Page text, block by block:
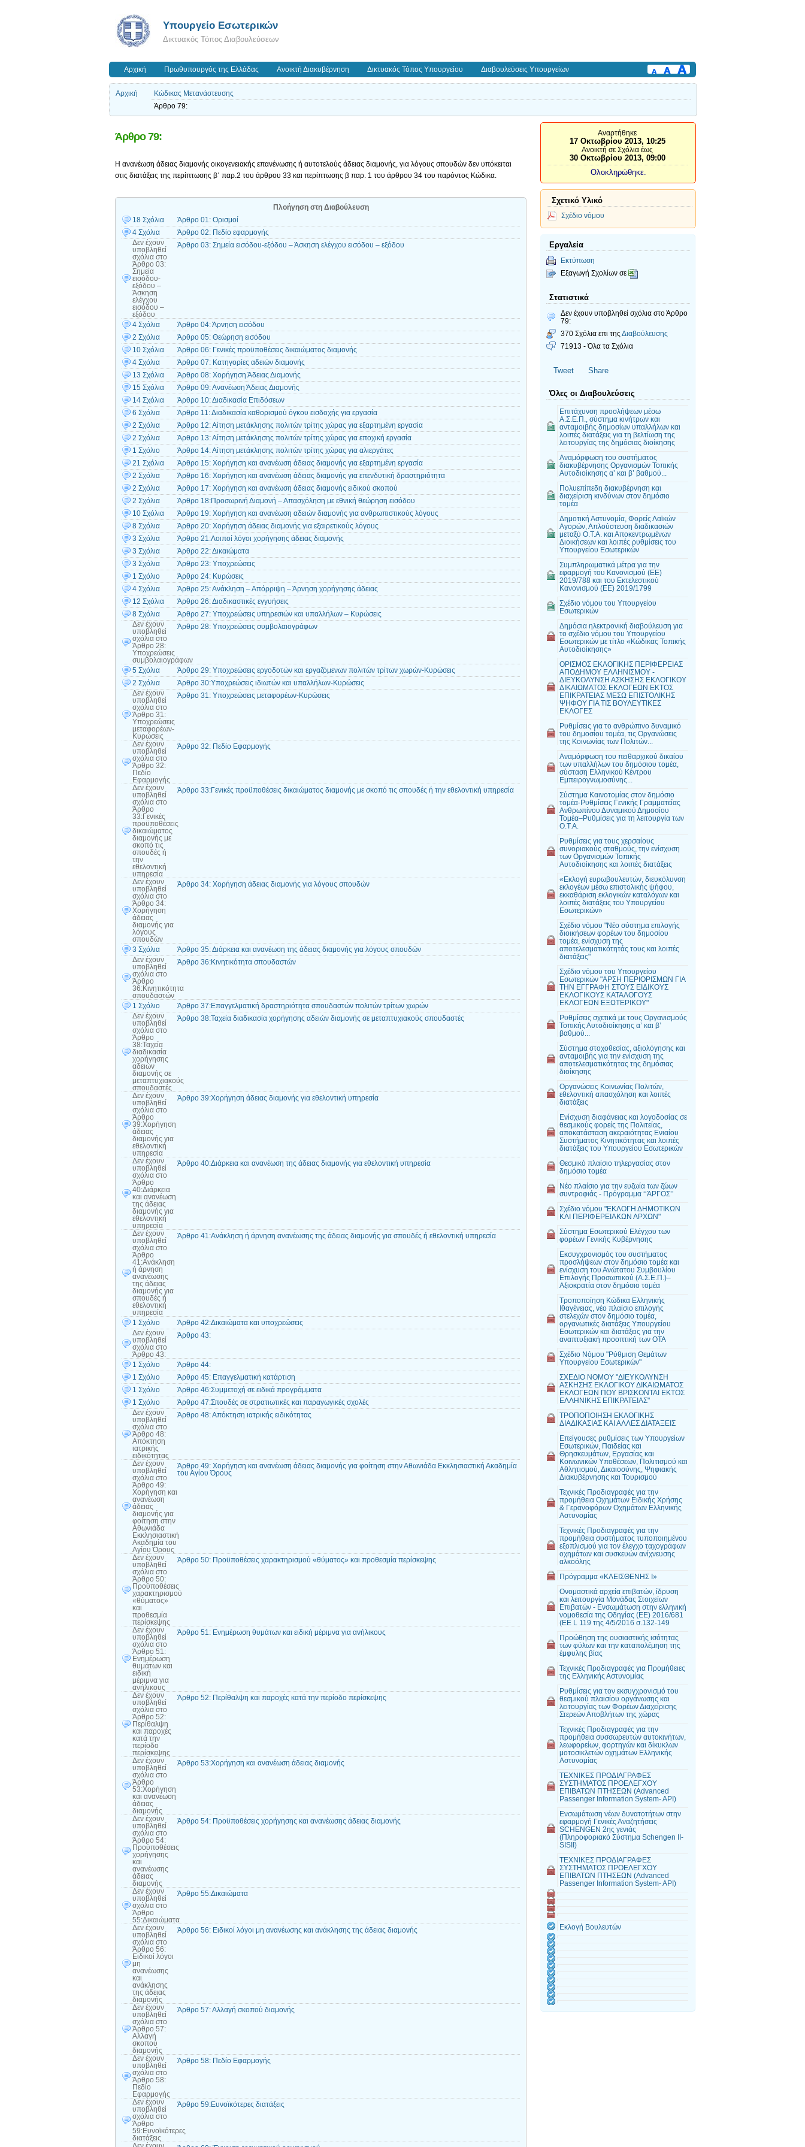
Υπουργείο Εσωτερικών
Δικτυακός Τόπος Διαβουλεύσεων
Αρχική Πρωθυπουργός της Ελλάδας Ανοικτή Διακυβέρνηση Δικτυακός Τόπος Υπουργείου Διαβουλεύσεις Υπουργείων
Αρχική
Κώδικας Μετανάστευσης
Άρθρο 79:
Άρθρο 79:
Η ανανέωση άδειας διαμονής οικογενειακής επανένωσης ή αυτοτελούς άδειας διαμονής, για λόγους σπουδών δεν υπόκειται
στις διατάξεις της περίπτωσης β΄ παρ.2 του άρθρου 33 και περίπτωσης β παρ. 1 του άρθρου 34 του παρόντος Κώδικα.
Πλοήγηση στη Διαβούλευση
18 Σχόλια
Άρθρο 01: Ορισμοί
4 Σχόλια
Άρθρο 02: Πεδίο εφαρμογής
Δεν έχουν
υποβληθεί
σχόλια στο
Άρθρο 03:
Σημεία
εισόδου-
εξόδου –
Άσκηση
ελέγχου
εισόδου –
εξόδου
Άρθρο 03: Σημεία εισόδου-εξόδου – Άσκηση ελέγχου εισόδου – εξόδου
4 Σχόλια
Άρθρο 04: Άρνηση εισόδου
2 Σχόλια
Άρθρο 05: Θεώρηση εισόδου
10 Σχόλια
Άρθρο 06: Γενικές προϋποθέσεις δικαιώματος διαμονής
4 Σχόλια
Άρθρο 07: Κατηγορίες αδειών διαμονής
13 Σχόλια
Άρθρο 08: Χορήγηση Άδειας Διαμονής
15 Σχόλια
Άρθρο 09: Ανανέωση Άδειας Διαμονής
14 Σχόλια
Άρθρο 10: Διαδικασία Επιδόσεων
6 Σχόλια
Άρθρο 11: Διαδικασία καθορισμού όγκου εισδοχής για εργασία
2 Σχόλια
Άρθρο 12: Αίτηση μετάκλησης πολιτών τρίτης χώρας για εξαρτημένη εργασία
2 Σχόλια
Άρθρο 13: Αίτηση μετάκλησης πολιτών τρίτης χώρας για εποχική εργασία
1 Σχόλιο
Άρθρο 14: Αίτηση μετάκλησης πολιτών τρίτης χώρας για αλιεργάτες
21 Σχόλια
Άρθρο 15: Χορήγηση και ανανέωση άδειας διαμονής για εξαρτημένη εργασία
2 Σχόλια
Άρθρο 16: Χορήγηση και ανανέωση άδειας διαμονής για επενδυτική δραστηριότητα
2 Σχόλια
Άρθρο 17: Χορήγηση και ανανέωση άδειας διαμονής ειδικού σκοπού
2 Σχόλια
Άρθρο 18:Προσωρινή Διαμονή – Απασχόληση με εθνική θεώρηση εισόδου
10 Σχόλια
Άρθρο 19: Χορήγηση και ανανέωση αδειών διαμονής για ανθρωπιστικούς λόγους
8 Σχόλια
Άρθρο 20: Χορήγηση άδειας διαμονής για εξαιρετικούς λόγους
3 Σχόλια
Άρθρο 21:Λοιποί λόγοι χορήγησης άδειας διαμονής
3 Σχόλια
Άρθρο 22: Δικαιώματα
3 Σχόλια
Άρθρο 23: Υποχρεώσεις
1 Σχόλιο
Άρθρο 24: Κυρώσεις
4 Σχόλια
Άρθρο 25: Ανάκληση – Απόρριψη – Άρνηση χορήγησης άδειας
12 Σχόλια
Άρθρο 26: Διαδικαστικές εγγυήσεις
8 Σχόλια
Άρθρο 27: Υποχρεώσεις υπηρεσιών και υπαλλήλων – Κυρώσεις
Δεν έχουν
υποβληθεί
σχόλια στο
Άρθρο 28:
Υποχρεώσεις
συμβολαιογράφων
Άρθρο 28: Υποχρεώσεις συμβολαιογράφων
5 Σχόλια
Άρθρο 29: Υποχρεώσεις εργοδοτών και εργαζόμενων πολιτών τρίτων χωρών-Κυρώσεις
2 Σχόλια
Άρθρο 30:Υποχρεώσεις ιδιωτών και υπαλλήλων-Κυρώσεις
Δεν έχουν
υποβληθεί
σχόλια στο
Άρθρο 31:
Υποχρεώσεις
μεταφορέων-
Κυρώσεις
Άρθρο 31: Υποχρεώσεις μεταφορέων-Κυρώσεις
Δεν έχουν
υποβληθεί
σχόλια στο
Άρθρο 32:
Πεδίο
Εφαρμογής
Άρθρο 32: Πεδίο Εφαρμογής
Δεν έχουν
υποβληθεί
σχόλια στο
Άρθρο
33:Γενικές
προϋποθέσεις
δικαιώματος
διαμονής με
σκοπό τις
σπουδές ή
την
εθελοντική
υπηρεσία
Άρθρο 33:Γενικές προϋποθέσεις δικαιώματος διαμονής με σκοπό τις σπουδές ή την εθελοντική υπηρεσία
Δεν έχουν
υποβληθεί
σχόλια στο
Άρθρο 34:
Χορήγηση
άδειας
διαμονής για
λόγους
σπουδών
Άρθρο 34: Χορήγηση άδειας διαμονής για λόγους σπουδών
3 Σχόλια
Άρθρο 35: Διάρκεια και ανανέωση της άδειας διαμονής για λόγους σπουδών
Δεν έχουν
υποβληθεί
σχόλια στο
Άρθρο
36:Κινητικότητα
σπουδαστών
Άρθρο 36:Κινητικότητα σπουδαστών
1 Σχόλιο
Άρθρο 37:Επαγγελματική δραστηριότητα σπουδαστών πολιτών τρίτων χωρών
Δεν έχουν
υποβληθεί
σχόλια στο
Άρθρο
38:Ταχεία
διαδικασία
χορήγησης
αδειών
διαμονής σε
μεταπτυχιακούς
σπουδαστές
Άρθρο 38:Ταχεία διαδικασία χορήγησης αδειών διαμονής σε μεταπτυχιακούς σπουδαστές
Δεν έχουν
υποβληθεί
σχόλια στο
Άρθρο
39:Χορήγηση
άδειας
διαμονής για
εθελοντική
υπηρεσία
Άρθρο 39:Χορήγηση άδειας διαμονής για εθελοντική υπηρεσία
Δεν έχουν
υποβληθεί
σχόλια στο
Άρθρο
40:Διάρκεια
και ανανέωση
της άδειας
διαμονής για
εθελοντική
υπηρεσία
Άρθρο 40:Διάρκεια και ανανέωση της άδειας διαμονής για εθελοντική υπηρεσία
Δεν έχουν
υποβληθεί
σχόλια στο
Άρθρο
41:Ανάκληση
ή άρνηση
ανανέωσης
της άδειας
διαμονής για
σπουδές ή
εθελοντική
υπηρεσία
Άρθρο 41:Ανάκληση ή άρνηση ανανέωσης της άδειας διαμονής για σπουδές ή εθελοντική υπηρεσία
1 Σχόλιο
Άρθρο 42:Δικαιώματα και υποχρεώσεις
Δεν έχουν
υποβληθεί
σχόλια στο
Άρθρο 43:
Άρθρο 43:
1 Σχόλιο
Άρθρο 44:
1 Σχόλιο
Άρθρο 45: Επαγγελματική κατάρτιση
1 Σχόλιο
Άρθρο 46:Συμμετοχή σε ειδικά προγράμματα
1 Σχόλιο
Άρθρο 47:Σπουδές σε στρατιωτικές και παραγωγικές σχολές
Δεν έχουν
υποβληθεί
σχόλια στο
Άρθρο 48:
Απόκτηση
ιατρικής
ειδικότητας
Άρθρο 48: Απόκτηση ιατρικής ειδικότητας
Δεν έχουν
υποβληθεί
σχόλια στο
Άρθρο 49:
Χορήγηση και
ανανέωση
άδειας
διαμονής για
φοίτηση στην
Αθωνιάδα
Εκκλησιαστική
Ακαδημία του
Αγίου Όρους
Άρθρο 49: Χορήγηση και ανανέωση άδειας διαμονής για φοίτηση στην Αθωνιάδα Εκκλησιαστική Ακαδημία
του Αγίου Όρους
Δεν έχουν
υποβληθεί
σχόλια στο
Άρθρο 50:
Προϋποθέσεις
χαρακτηρισμού
«θύματος»
και
προθεσμία
περίσκεψης
Άρθρο 50: Προϋποθέσεις χαρακτηρισμού «θύματος» και προθεσμία περίσκεψης
Δεν έχουν
υποβληθεί
σχόλια στο
Άρθρο 51:
Ενημέρωση
θυμάτων και
ειδική
μέριμνα για
ανήλικους
Άρθρο 51: Ενημέρωση θυμάτων και ειδική μέριμνα για ανήλικους
Δεν έχουν
υποβληθεί
σχόλια στο
Άρθρο 52:
Περίθαλψη
και παροχές
κατά την
περίοδο
περίσκεψης
Άρθρο 52: Περίθαλψη και παροχές κατά την περίοδο περίσκεψης
Δεν έχουν
υποβληθεί
σχόλια στο
Άρθρο
53:Χορήγηση
και ανανέωση
άδειας
διαμονής
Άρθρο 53:Χορήγηση και ανανέωση άδειας διαμονής
Δεν έχουν
υποβληθεί
σχόλια στο
Άρθρο 54:
Προϋποθέσεις
χορήγησης
και
ανανέωσης
άδειας
διαμονής
Άρθρο 54: Προϋποθέσεις χορήγησης και ανανέωσης άδειας διαμονής
Δεν έχουν
υποβληθεί
σχόλια στο
Άρθρο
55:Δικαιώματα
Άρθρο 55:Δικαιώματα
Δεν έχουν
υποβληθεί
σχόλια στο
Άρθρο 56:
Ειδικοί λόγοι
μη
ανανέωσης
και
ανάκλησης
της άδειας
διαμονής
Άρθρο 56: Ειδικοί λόγοι μη ανανέωσης και ανάκλησης της άδειας διαμονής
Δεν έχουν
υποβληθεί
σχόλια στο
Άρθρο 57:
Αλλαγή
σκοπού
διαμονής
Άρθρο 57: Αλλαγή σκοπού διαμονής
Δεν έχουν
υποβληθεί
σχόλια στο
Άρθρο 58:
Πεδίο
Εφαρμογής
Άρθρο 58: Πεδίο Εφαρμογής
Δεν έχουν
υποβληθεί
σχόλια στο
Άρθρο
59:Ευνοϊκότερες
διατάξεις
Άρθρο 59:Ευνοϊκότερες διατάξεις
Αναρτήθηκε
17 Οκτωβρίου 2013, 10:25
Ανοικτή σε Σχόλια έως
30 Οκτωβρίου 2013, 09:00
Ολοκληρώθηκε.
Σχετικό Υλικό
Σχέδιο νόμου
Εργαλεία
Εκτύπωση
Εξαγωγή Σχολίων σε
Στατιστικά
Δεν έχουν υποβληθεί σχόλια στο Άρθρο
79:
370 Σχόλια επι της Διαβούλευσης
71913 - Όλα τα Σχόλια
Tweet Share
Όλες οι Διαβουλεύσεις
Επιτάχυνση προσλήψεων μέσω
Α.Σ.Ε.Π., σύστημα κινήτρων και
ανταμοιβής δημοσίων υπαλλήλων και
λοιπές διατάξεις για τη βελτίωση της
λειτουργίας της δημόσιας διοίκησης
Αναμόρφωση του συστήματος
διακυβέρνησης Οργανισμών Τοπικής
Αυτοδιοίκησης α’ και β’ βαθμού...
Πολυεπίπεδη διακυβέρνηση και
διαχείριση κινδύνων στον δημόσιο
τομέα
Δημοτική Αστυνομία, Φορείς Λαϊκών
Αγορών, Απλούστευση διαδικασιών
μεταξύ Ο.Τ.Α. και Αποκεντρωμένων
Διοικήσεων και λοιπές ρυθμίσεις του
Υπουργείου Εσωτερικών
Συμπληρωματικά μέτρα για την
εφαρμογή του Κανονισμού (ΕΕ)
2019/788 και του Εκτελεστικού
Κανονισμού (ΕΕ) 2019/1799
Σχέδιο νόμου του Υπουργείου
Εσωτερικών
Δημόσια ηλεκτρονική διαβούλευση για
το σχέδιο νόμου του Υπουργείου
Εσωτερικών με τίτλο «Κώδικας Τοπικής
Αυτοδιοίκησης»
ΟΡΙΣΜΟΣ ΕΚΛΟΓΙΚΗΣ ΠΕΡΙΦΕΡΕΙΑΣ
ΑΠΟΔΗΜΟΥ ΕΛΛΗΝΙΣΜΟΥ -
ΔΙΕΥΚΟΛΥΝΣΗ ΑΣΚΗΣΗΣ ΕΚΛΟΓΙΚΟΥ
ΔΙΚΑΙΩΜΑΤΟΣ ΕΚΛΟΓΕΩΝ ΕΚΤΟΣ
ΕΠΙΚΡΑΤΕΙΑΣ ΜΕΣΩ ΕΠΙΣΤΟΛΙΚΗΣ
ΨΗΦΟΥ ΓΙΑ ΤΙΣ ΒΟΥΛΕΥΤΙΚΕΣ
ΕΚΛΟΓΕΣ
Ρυθμίσεις για το ανθρώπινο δυναμικό
του δημοσίου τομέα, τις Οργανώσεις
της Κοινωνίας των Πολιτών...
Αναμόρφωση του πειθαρχικού δικαίου
των υπαλλήλων του δημόσιου τομέα,
σύσταση Ελληνικού Κέντρου
Εμπειρογνωμοσύνης...
Σύστημα Καινοτομίας στον δημόσιο
τομέα-Ρυθμίσεις Γενικής Γραμματείας
Ανθρωπίνου Δυναμικού Δημοσίου
Τομέα–Ρυθμίσεις για τη λειτουργία των
Ο.Τ.Α.
Ρυθμίσεις για τους χερσαίους
συνοριακούς σταθμούς, την ενίσχυση
των Οργανισμών Τοπικής
Αυτοδιοίκησης και λοιπές διατάξεις
«Εκλογή ευρωβουλευτών, διευκόλυνση
εκλογέων μέσω επιστολικής ψήφου,
εκκαθάριση εκλογικών καταλόγων και
λοιπές διατάξεις του Υπουργείου
Εσωτερικών»
Σχέδιο νόμου "Νέο σύστημα επιλογής
διοικήσεων φορέων του δημοσίου
τομέα, ενίσχυση της
αποτελεσματικότητάς τους και λοιπές
διατάξεις"
Σχέδιο νόμου του Υπουργείου
Εσωτερικών "ΑΡΣΗ ΠΕΡΙΟΡΙΣΜΩΝ ΓΙΑ
ΤΗΝ ΕΓΓΡΑΦΗ ΣΤΟΥΣ ΕΙΔΙΚΟΥΣ
ΕΚΛΟΓΙΚΟΥΣ ΚΑΤΑΛΟΓΟΥΣ
ΕΚΛΟΓΕΩΝ ΕΞΩΤΕΡΙΚΟΥ"
Ρυθμίσεις σχετικά με τους Οργανισμούς
Τοπικής Αυτοδιοίκησης α’ και β’
βαθμού...
Σύστημα στοχοθεσίας, αξιολόγησης και
ανταμοιβής για την ενίσχυση της
αποτελεσματικότητας της δημόσιας
διοίκησης
Οργανώσεις Κοινωνίας Πολιτών,
εθελοντική απασχόληση και λοιπές
διατάξεις
Ενίσχυση διαφάνειας και λογοδοσίας σε
θεσμικούς φορείς της Πολιτείας,
αποκατάσταση ακεραιότητας Ενιαίου
Συστήματος Κινητικότητας και λοιπές
διατάξεις του Υπουργείου Εσωτερικών
Θεσμικό πλαίσιο τηλεργασίας στον
δημόσιο τομέα
Νέο πλαίσιο για την ευζωία των ζώων
συντροφιάς - Πρόγραμμα ‘‘ΆΡΓΟΣ’’
Σχέδιο νόμου "ΕΚΛΟΓΗ ΔΗΜΟΤΙΚΩΝ
ΚΑΙ ΠΕΡΙΦΕΡΕΙΑΚΩΝ ΑΡΧΩΝ"
Σύστημα Εσωτερικού Ελέγχου των
φορέων Γενικής Κυβέρνησης
Εκσυγχρονισμός του συστήματος
προσλήψεων στον δημόσιο τομέα και
ενίσχυση του Ανώτατου Συμβουλίου
Επιλογής Προσωπικού (Α.Σ.Ε.Π.)–
Αξιοκρατία στον δημόσιο τομέα
Τροποποίηση Κώδικα Ελληνικής
Ιθαγένειας, νέο πλαίσιο επιλογής
στελεχών στον δημόσιο τομέα,
οργανωτικές διατάξεις Υπουργείου
Εσωτερικών και διατάξεις για την
αναπτυξιακή προοπτική των ΟΤΑ
Σχέδιο Νόμου "Ρύθμιση Θεμάτων
Υπουργείου Εσωτερικών"
ΣΧΕΔΙΟ ΝΟΜΟΥ "ΔΙΕΥΚΟΛΥΝΣΗ
ΑΣΚΗΣΗΣ ΕΚΛΟΓΙΚΟΥ ΔΙΚΑΙΩΜΑΤΟΣ
ΕΚΛΟΓΕΩΝ ΠΟΥ ΒΡΙΣΚΟΝΤΑΙ ΕΚΤΟΣ
ΕΛΛΗΝΙΚΗΣ ΕΠΙΚΡΑΤΕΙΑΣ"
ΤΡΟΠΟΠΟΙΗΣΗ ΕΚΛΟΓΙΚΗΣ
ΔΙΑΔΙΚΑΣΙΑΣ ΚΑΙ ΑΛΛΕΣ ΔΙΑΤΑΞΕΙΣ
Επείγουσες ρυθμίσεις των Υπουργείων
Εσωτερικών, Παιδείας και
Θρησκευμάτων, Εργασίας και
Κοινωνικών Υποθέσεων, Πολιτισμού και
Αθλητισμού, Δικαιοσύνης, Ψηφιακής
Διακυβέρνησης και Τουρισμού
Τεχνικές Προδιαγραφές για την
προμήθεια Οχημάτων Ειδικής Χρήσης
& Γερανοφόρων Οχημάτων Ελληνικής
Αστυνομίας
Τεχνικές Προδιαγραφές για την
προμήθεια συστήματος τυποποιημένου
εξοπλισμού για τον έλεγχο ταχογράφων
οχημάτων και συσκευών ανίχνευσης
αλκοόλης
Πρόγραμμα «ΚΛΕΙΣΘΕΝΗΣ Ι»
Ονομαστικά αρχεία επιβατών, ίδρυση
και λειτουργία Μονάδας Στοιχείων
Επιβατών - Ενσωμάτωση στην ελληνική
νομοθεσία της Οδηγίας (EE) 2016/681
(EE L 119 της 4/5/2016 σ.132-149
Προώθηση της ουσιαστικής ισότητας
των φύλων και την καταπολέμηση της
έμφυλης βίας
Τεχνικές Προδιαγραφές για Προμήθειες
της Ελληνικής Αστυνομίας
Ρυθμίσεις για τον εκσυγχρονισμό του
θεσμικού πλαισίου οργάνωσης και
λειτουργίας των Φορέων Διαχείρισης
Στερεών Αποβλήτων της χώρας
Τεχνικές Προδιαγραφές για την
προμήθεια συσσωρευτών αυτοκινήτων,
λεωφορείων, φορτηγών και δίκυκλων
μοτοσικλετών οχημάτων Ελληνικής
Αστυνομίας
ΤΕΧΝΙΚΕΣ ΠΡΟΔΙΑΓΡΑΦΕΣ
ΣΥΣΤΗΜΑΤΟΣ ΠΡΟΕΛΕΓΧΟΥ
ΕΠΙΒΑΤΩΝ ΠΤΗΣΕΩΝ (Advanced
Passenger Information System- API)
Ενσωμάτωση νέων δυνατοτήτων στην
εφαρμογή Γενικές Αναζητήσεις
SCHENGEN 2ης γενιάς
(Πληροφοριακό Σύστημα Schengen II-
SISII)
ΤΕΧΝΙΚΕΣ ΠΡΟΔΙΑΓΡΑΦΕΣ
ΣΥΣΤΗΜΑΤΟΣ ΠΡΟΕΛΕΓΧΟΥ
ΕΠΙΒΑΤΩΝ ΠΤΗΣΕΩΝ (Advanced
Passenger Information System- API)
Εκλογή Βουλευτών